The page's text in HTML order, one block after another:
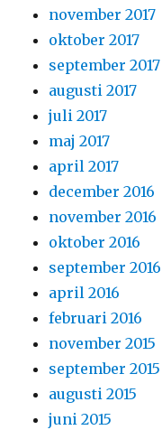
november 2017
oktober 2017
september 2017
augusti 2017
juli 2017
maj 2017
april 2017
december 2016
november 2016
oktober 2016
september 2016
april 2016
februari 2016
november 2015
september 2015
augusti 2015
juni 2015